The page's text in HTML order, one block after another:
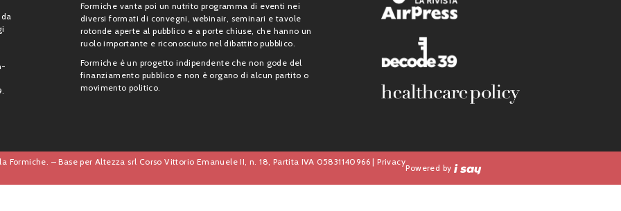
Formiche vanta poi un nutrito programma di eventi nei
diversi formati di convegni, webinair, seminari e tavole
rotonde aperte al pubblico e a porte chiuse, che hanno un
ruolo importante e riconosciuto nel dibattito pubblico.
Formiche è un progetto indipendente che non gode del
finanziamento pubblico e non è organo di alcun partito o
movimento politico.
Formiche. – Base per Altezza srl Corso Vittorio Emanuele II, n. 18, Partita IVA 05831140966 |Privacy
Powered by